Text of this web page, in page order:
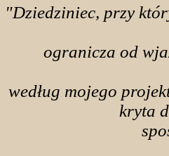
"Dziedziniec, przy
ogranicza od
według mojego
kryta